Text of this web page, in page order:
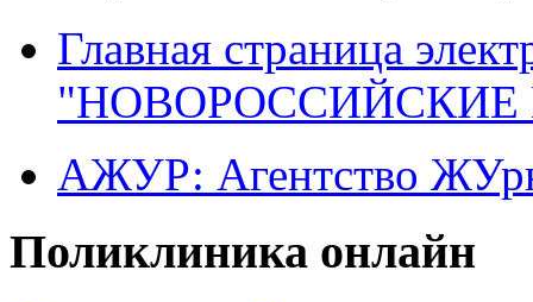
Главная страница
"НОВОРОССИЙСКИЕ
АЖУР: Агентство
Поликлиника онлайн